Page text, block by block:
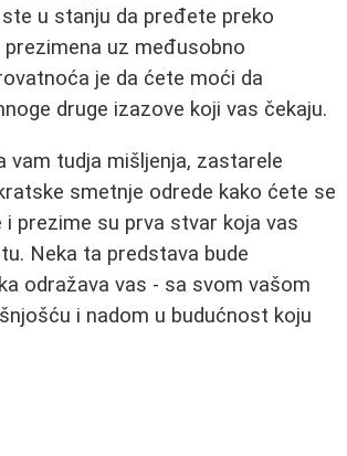
u stanju da pređete preko
prezimena uz međusobno
je da ćete moći da
druge izazove koji vas čekaju.
vam tudja mišljenja, zastarele
smetnje odrede kako ćete se
i prezime su prva stvar koja vas
Neka ta predstava bude
odražava vas - sa svom vašom
i nadom u budućnost koju